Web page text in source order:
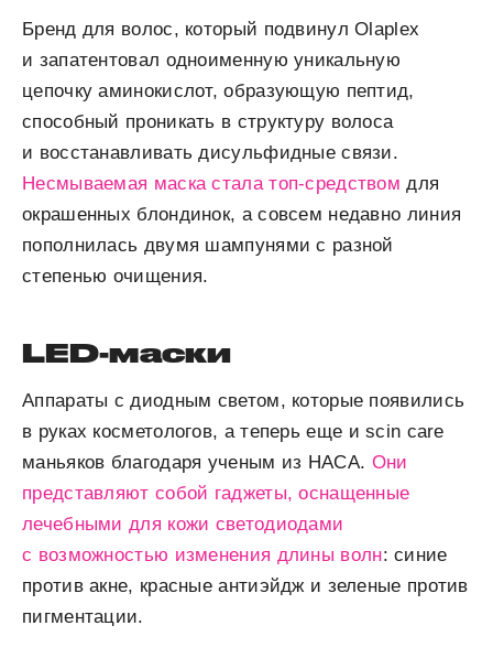
Бренд для волос, который подвинул Olaplex
и запатентовал одноименную уникальную
цепочку аминокислот, образующую пептид,
способный проникать в структуру волоса
и восстанавливать дисульфидные связи.
Несмываемая маска стала топ-средством для
окрашенных блондинок, а совсем недавно линия
пополнилась двумя шампунями c разной
степенью очищения.
LED-маски
Аппараты с диодным светом, которые появились
в руках косметологов, а теперь еще и scin care
маньяков благодаря ученым из НАСА. Они
представляют собой гаджеты, оснащенные
лечебными для кожи светодиодами
с возможностью изменения длины волн: синие
против акне, красные антиэйдж и зеленые против
пигментации.